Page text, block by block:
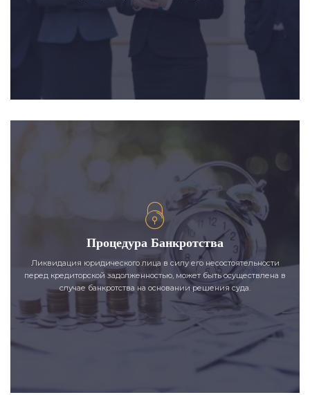
Процедура Банкротства
Ликвидация юридического лица в силу его несостоятельности
перед кредиторской задолженностью, может быть осуществлена в
случае банкротства на основании решения суда.